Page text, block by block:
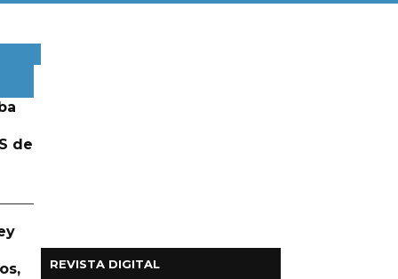
de
REVISTA DIGITAL